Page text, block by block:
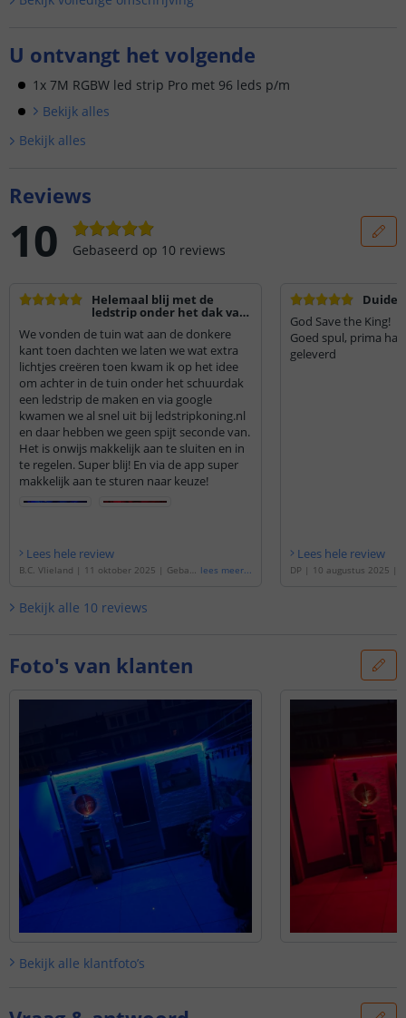
U ontvangt het volgende
1x 7M RGBW led strip Pro met 96 leds p/m
Bekijk alles
Bekijk alles
Reviews
10 Gebaseerd op 10 reviews
Helemaal blij met de
ledstrip onder het dak van
We vonden de tuin wat aan de donkere
kant toen dachten we laten we wat extra
lichtjes creëren toen kwam ik op het idee
om achter in de tuin onder het schuurdak
een ledstrip de maken en via google
kwamen we al snel uit bij ledstripkoning.nl
en daar hebben we geen spijt seconde van.
Het is onwijs makkelijk aan te sluiten en in
te regelen. Super blij! En via de app super
makkelijk aan te sturen naar keuze!
Lees hele review
B.C. Vlieland | 11 oktober 2025 | Gebase
lees meer...
God Save the King!
Goed spul, prima
geleverd
Lees hele review
DP | 10 augustus 2025 |
Bekijk alle 10 reviews
Foto's van klanten
Bekijk alle klantfoto’s